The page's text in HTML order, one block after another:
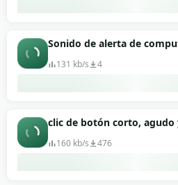
Sonido de alerta de
131 kb/s 4
clic de botón corto, agudo
160 kb/s 476